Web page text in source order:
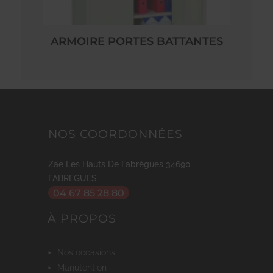
ARMOIRE PORTES BATTANTES
NOS COORDONNÉES
Zae Les Hauts De Fabrègues 34690
FABREGUES
04 67 85 28 80
À PROPOS
nos occasions
manutention